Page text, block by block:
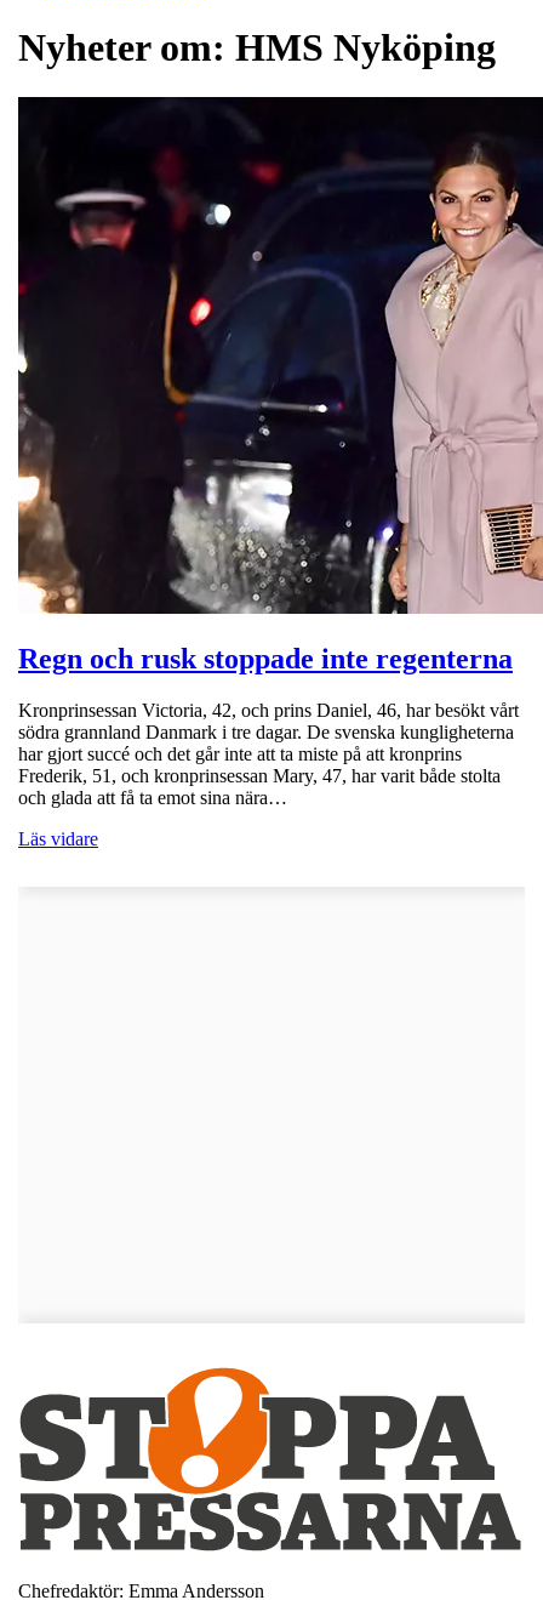
Nyheter om: HMS Nyköping
Regn och rusk stoppade inte regenterna
Kronprinsessan Victoria, 42, och prins Daniel, 46, har besökt vårt
södra grannland Danmark i tre dagar. De svenska kungligheterna
har gjort succé och det går inte att ta miste på att kronprins
Frederik, 51, och kronprinsessan Mary, 47, har varit både stolta
och glada att få ta emot sina nära…
Läs vidare
Chefredaktör: Emma Andersson